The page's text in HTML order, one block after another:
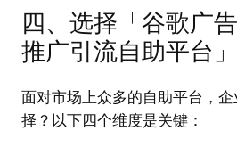
四、选择「谷歌广
推广引流自助平台
面对市场上众多的自助平台，
择？以下四个维度是关键：